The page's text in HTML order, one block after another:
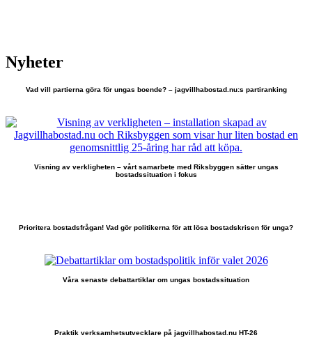
Nyheter
Vad vill partierna göra för ungas boende? – jagvillhabostad.nu:s partiranking
Visning av verkligheten – vårt samarbete med Riksbyggen sätter ungas
bostadssituation i fokus
Prioritera bostadsfrågan! Vad gör politikerna för att lösa bostadskrisen för unga?
Våra senaste debattartiklar om ungas bostadssituation
Praktik verksamhetsutvecklare på jagvillhabostad.nu HT-26